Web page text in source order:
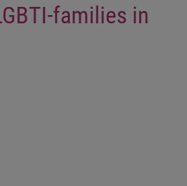
families in